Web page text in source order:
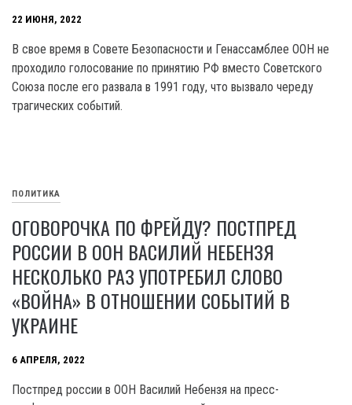
22 ИЮНЯ, 2022
В свое время в Совете Безопасности и Генассамблее ООН не
проходило голосование по принятию РФ вместо Советского
Союза после его развала в 1991 году, что вызвало череду
трагических событий.
ПОЛИТИКА
ОГОВОРОЧКА ПО ФРЕЙДУ? ПОСТПРЕД
РОССИИ В ООН ВАСИЛИЙ НЕБЕНЗЯ
НЕСКОЛЬКО РАЗ УПОТРЕБИЛ СЛОВО
«ВОЙНА» В ОТНОШЕНИИ СОБЫТИЙ В
УКРАИНЕ
6 АПРЕЛЯ, 2022
Постпред россии в ООН Василий Небензя на пресс-